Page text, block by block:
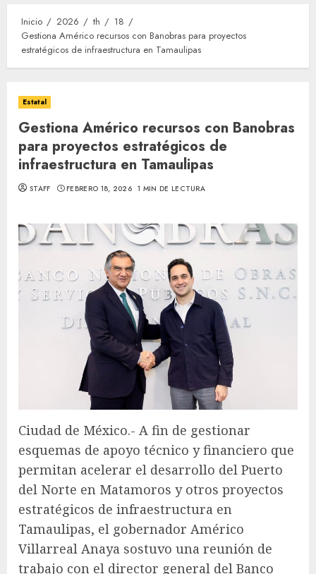
Inicio 2026 th
18
Gestiona Américo recursos con Banobras para proyectos
estratégicos de infraestructura en Tamaulipas
Estatal
Gestiona Américo recursos con Banobras
para proyectos estratégicos de
infraestructura en Tamaulipas
STAFF FEBRERO 18, 2026 1 MIN DE LECTURA
Ciudad de México.- A fin de gestionar
esquemas de apoyo técnico y financiero que
permitan acelerar el desarrollo del Puerto
del Norte en Matamoros y otros proyectos
estratégicos de infraestructura en
Tamaulipas, el gobernador Américo
Villarreal Anaya sostuvo una reunión de
trabajo con el director general del Banco